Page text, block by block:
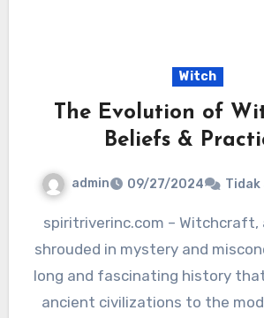
Witch
The Evolution of
Beliefs &
admin 09/27/2024 Tidak
spiritriverinc.com – Witchcraft, a term often
shrouded in mystery and
long and fascinating history
ancient civilizations to the